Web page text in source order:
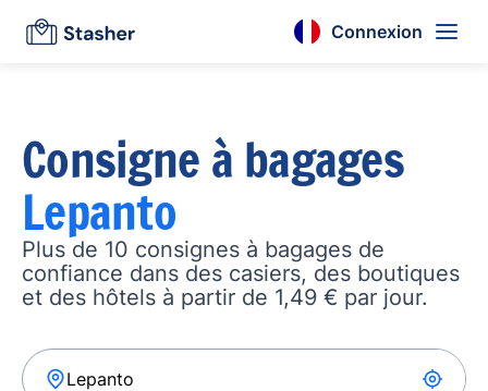
Connexion
Consigne à bagages
Lepanto
Plus de 10 consignes à bagages de
confiance dans des casiers, des boutiques
et des hôtels à partir de 1,49 € par jour.